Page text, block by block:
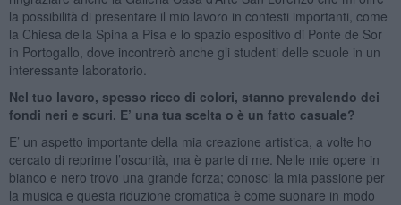
la possibilità di presentare il mio lavoro in contesti importanti, come
la Chiesa della Spina a Pisa e lo spazio espositivo di Ponte de Sor
in Portogallo, dove incontrerò anche gli studenti delle scuole in un
interessante laboratorio.
Nel tuo lavoro, spesso ricco di colori, stanno prevalendo dei
fondi neri e scuri. E’ una tua scelta o è un fatto casuale?
E’ un aspetto importante della mia creazione artistica, a volte ho
cercato di reprime l’oscurità, ma è parte di me. Nelle mie opere in
bianco e nero trovo una grande forza; conosci la mia passione per
la musica e questa riduzione cromatica è come suonare in modo